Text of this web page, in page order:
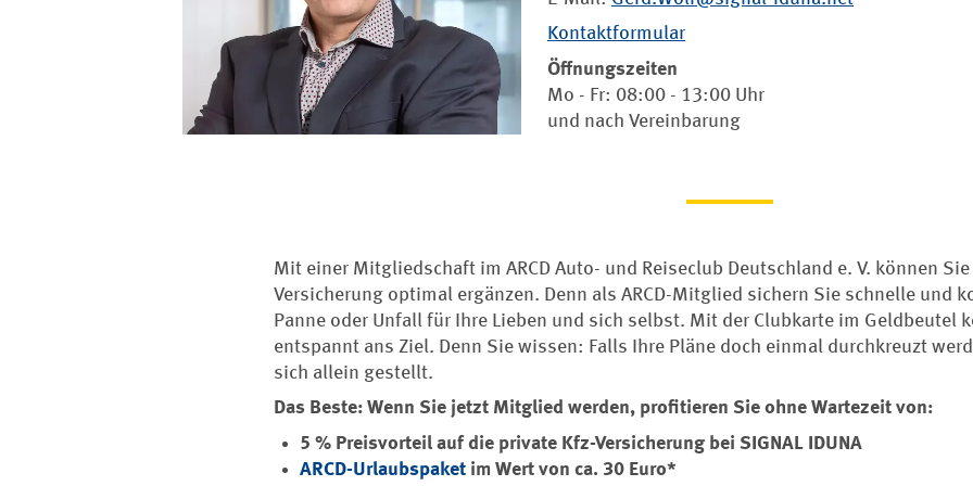
Kontaktformular
Öffnungszeiten
Mo - Fr: 08:00 - 13:00 Uhr
und nach Vereinbarung
Mit einer Mitgliedschaft im ARCD Auto- und Reiseclub Deutschland e. V. können
Versicherung optimal ergänzen. Denn als ARCD-Mitglied sichern Sie schnelle und
Panne oder Unfall für Ihre Lieben und sich selbst. Mit der Clubkarte im Geldbeutel
entspannt ans Ziel. Denn Sie wissen: Falls Ihre Pläne doch einmal durchkreuzt
sich allein gestellt.
Das Beste: Wenn Sie jetzt Mitglied werden, profitieren Sie ohne Wartezeit von:
5 % Preisvorteil auf die private Kfz-Versicherung bei SIGNAL IDUNA
ARCD-Urlaubspaket im Wert von ca. 30 Euro*